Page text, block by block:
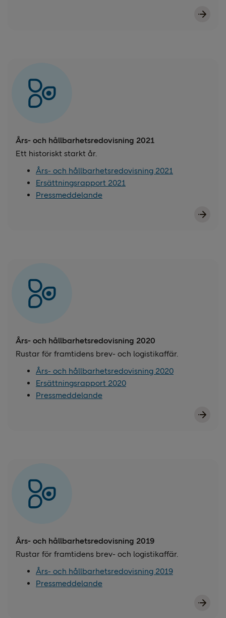
Års- och hållbarhetsredovisning 2021
Ett historiskt starkt år.
Års- och hållbarhetsredovisning 2021
Ersättningsrapport 2021
Pressmeddelande
Års- och hållbarhetsredovisning 2020
Rustar för framtidens brev- och logistikaffär.
Års- och hållbarhetsredovisning 2020
Ersättningsrapport 2020
Pressmeddelande
Års- och hållbarhetsredovisning 2019
Rustar för framtidens brev- och logistikaffär.
Års- och hållbarhetsredovisning 2019
Pressmeddelande